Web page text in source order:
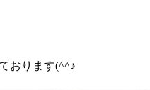
おります(^^♪